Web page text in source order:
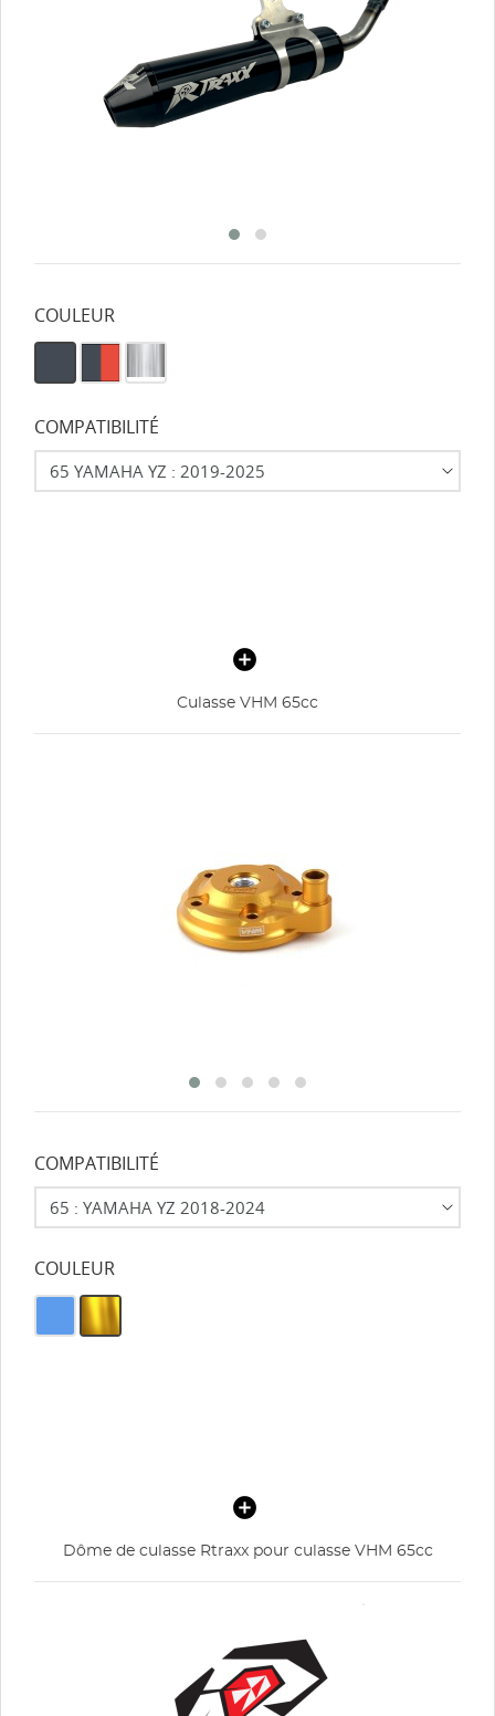
COULEUR
COMPATIBILITÉ
Culasse VHM 65cc
COMPATIBILITÉ
COULEUR
Dôme de culasse Rtraxx pour culasse VHM 65cc